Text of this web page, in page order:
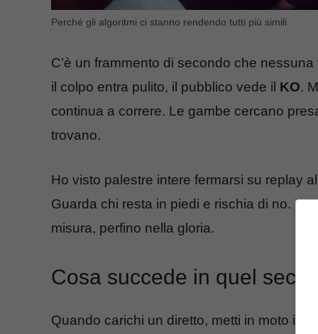
Perché gli algoritmi ci stanno rendendo tutti più simili
C’è un frammento di secondo che
il colpo entra pulito, il pubblico vede il KO.
continua a correre. Le gambe cercano
trovano.
Ho visto palestre intere fermarsi su replay
Guarda chi resta in piedi e rischia di no.
misura, perfino nella gloria.
Cosa succede in quel
Quando carichi un diretto, metti in moto il